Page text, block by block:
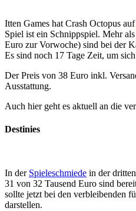
Itten Games hat Crash Octopus auf
Spiel ist ein Schnippspiel. Mehr
Euro zur Vorwoche) sind bei der
Es sind noch 17 Tage Zeit, um
Der Preis von 38 Euro inkl.
Ausstattung.
Auch hier geht es aktuell an die
Destinies
In der Spieleschmiede in der
31 von 32 Tausend Euro sind
sollte jetzt bei den verbleibenden
darstellen.